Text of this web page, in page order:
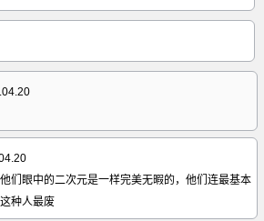
们眼中的二次元是一样完美无暇的，他们连最基本
种人最废